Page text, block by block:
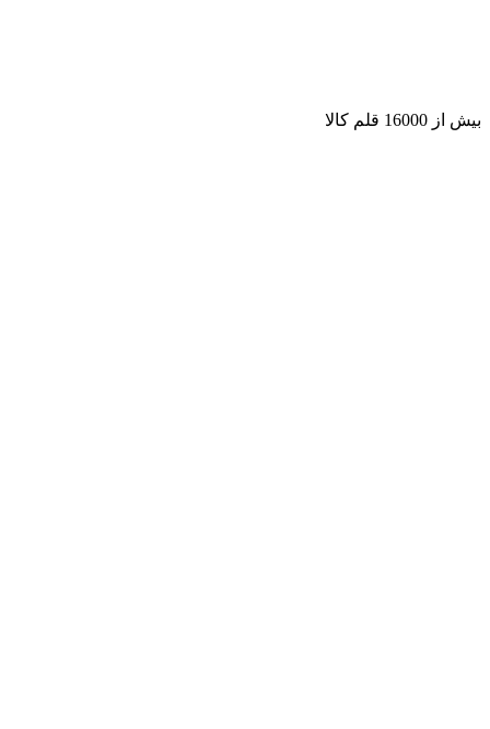
بیش از 16000 قلم کالا